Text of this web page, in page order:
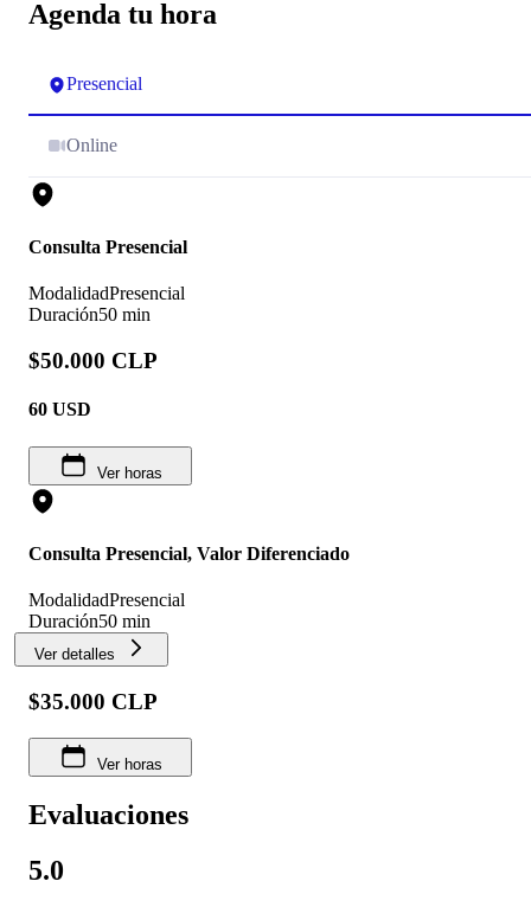
Agenda tu hora
Presencial
Online
Consulta Presencial
ModalidadPresencial
Duración50 min
$50.000 CLP
60 USD
Ver horas
Consulta Presencial, Valor Diferenciado
ModalidadPresencial
Duración50 min
Ver detalles
$35.000 CLP
Ver horas
Evaluaciones
5.0